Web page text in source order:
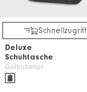
Schnellzugriff
Deluxe
Schuhtasche
Golfzubehör